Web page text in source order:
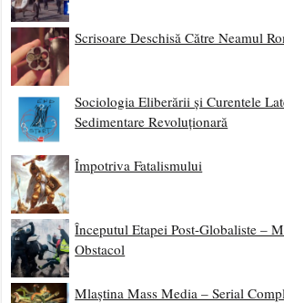
Scrisoare Deschisă Către Neamul
Sociologia Eliberării și Curentele
Sedimentare Revoluționară
Împotriva Fatalismului
Începutul Etapei Post-Globaliste –
Obstacol
Mlaștina Mass Media – Serial